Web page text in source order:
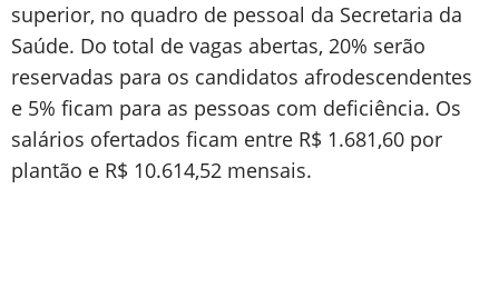
superior, no quadro de pessoal da Secretaria da
Saúde. Do total de vagas abertas, 20% serão
reservadas para os candidatos afrodescendentes
e 5% ficam para as pessoas com deficiência. Os
salários ofertados ficam entre R$ 1.681,60 por
plantão e R$ 10.614,52 mensais.